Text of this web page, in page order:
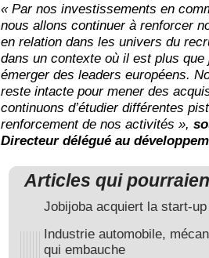
« Par nos investissements en
nous allons continuer à renforcer
en relation dans les univers du
dans un contexte où il est plus
émerger des leaders européens.
reste intacte pour mener des
continuons d’étudier différentes
renforcement de nos activités »,
Directeur délégué au
Articles qui
Jobijoba acquiert la start-
Industrie automobile,
qui embauche